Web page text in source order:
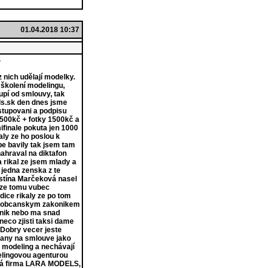
01.04.2018 10:37
nich udělají modelky.
modelingu,
od smlouvy, tak
den dnes jsme
a podpisu
+ fotky 1500kč a
pokuta jen 1000
ze ho poslou k
bavily tak jsem tam
na diktafon
rikal ze jsem mlady a
zenska z te
Marčeková nasel
tomu vubec
rikaly ze po tom
zakonikem
nebo ma snad
zjisti taksi dame
vecer jeste
na smlouve jako
a nechávají
agenturou
firma LARA MODELS,